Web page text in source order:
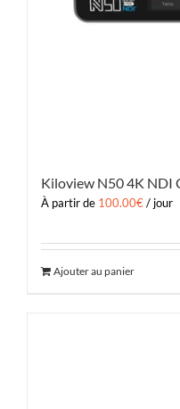
Kiloview N50 4K NDI
À partir de 100.00€/ jour
Ajouter au panier